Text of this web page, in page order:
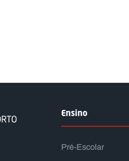
Ensino
Pré-Escolar